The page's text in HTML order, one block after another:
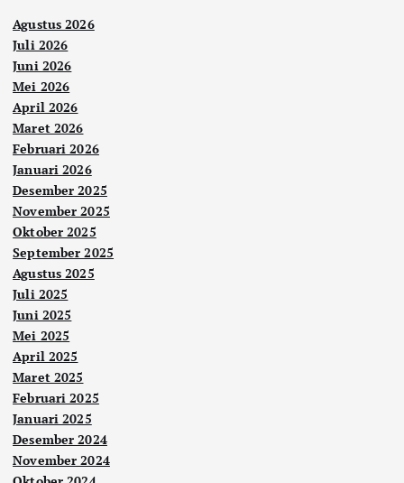
Agustus 2026
Juli 2026
Juni 2026
Mei 2026
April 2026
Maret 2026
Februari 2026
Januari 2026
Desember 2025
November 2025
Oktober 2025
September 2025
Agustus 2025
Juli 2025
Juni 2025
Mei 2025
April 2025
Maret 2025
Februari 2025
Januari 2025
Desember 2024
November 2024